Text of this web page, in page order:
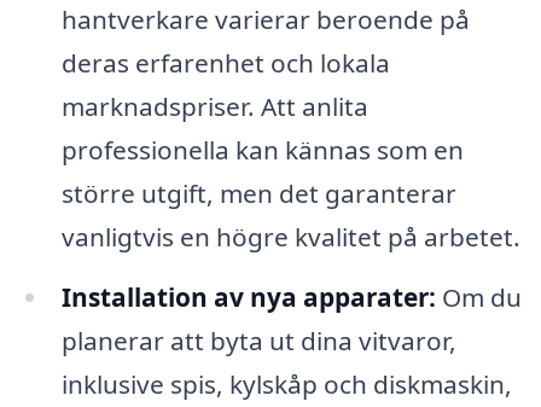
hantverkare varierar beroende på
deras erfarenhet och lokala
marknadspriser. Att anlita
professionella kan kännas som en
större utgift, men det garanterar
vanligtvis en högre kvalitet på arbetet.
Installation av nya apparater: Om du
planerar att byta ut dina vitvaror,
inklusive spis, kylskåp och diskmaskin,